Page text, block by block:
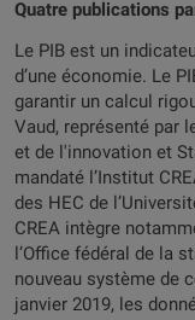
Quatre publications
Le PIB est un
d’une économie. Le
garantir un calcul
Vaud, représenté par
et de l'innovation et
mandaté l’Institut
des HEC de
CREA intègre
l’Office fédéral de la
nouveau système de
janvier 2019, les